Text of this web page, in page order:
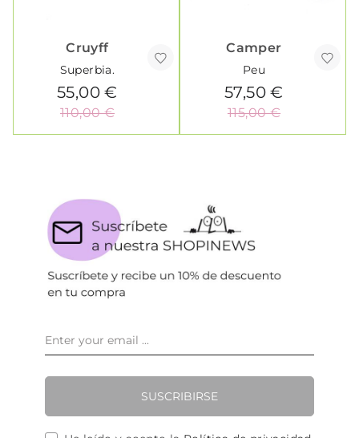
Cruyff
Superbia.
55,00 €
110,00 €
Camper
Peu
57,50 €
115,00 €
SUSCRIBIRSE